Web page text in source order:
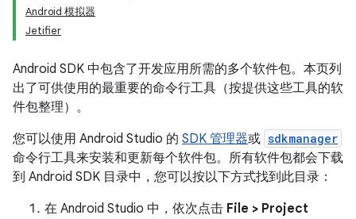
Android 模拟器
Jetifier
Android SDK 中包含了开发应用所需的多个软件包。本页列
出了可供使用的最重要的命令行工具（按提供这些工具的软
件包整理）。
您可以使用 Android Studio 的 SDK 管理器或 sdkmanager
命令行工具来安装和更新每个软件包。所有软件包都会下载
到 Android SDK 目录中，您可以按以下方式找到此目录：
在 Android Studio 中，依次点击 File > Project